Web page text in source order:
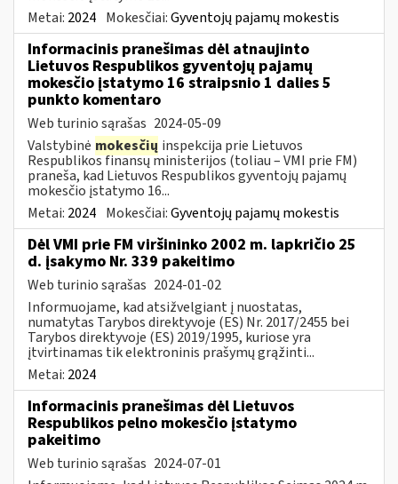
Metai: 2024 Mokesčiai:Gyventojų pajamų mokestis
Informacinis pranešimas dėl atnaujinto
Lietuvos Respublikos gyventojų pajamų
mokesčio įstatymo 16 straipsnio 1 dalies 5
punkto komentaro
Web turinio sąrašas 2024-05-09
Valstybinė mokesčių inspekcija prie Lietuvos
Respublikos finansų ministerijos (toliau – VMI prie FM)
praneša, kad Lietuvos Respublikos gyventojų pajamų
mokesčio įstatymo 16...
Metai: 2024 Mokesčiai:Gyventojų pajamų mokestis
Dėl VMI prie FM viršininko 2002 m. lapkričio 25
d. įsakymo Nr. 339 pakeitimo
Web turinio sąrašas 2024-01-02
Informuojame, kad atsižvelgiant į nuostatas,
numatytas Tarybos direktyvoje (ES) Nr. 2017/2455 bei
Tarybos direktyvoje (ES) 2019/1995, kuriose yra
įtvirtinamas tik elektroninis prašymų grąžinti...
Metai: 2024
Informacinis pranešimas dėl Lietuvos
Respublikos pelno mokesčio įstatymo
pakeitimo
Web turinio sąrašas 2024-07-01